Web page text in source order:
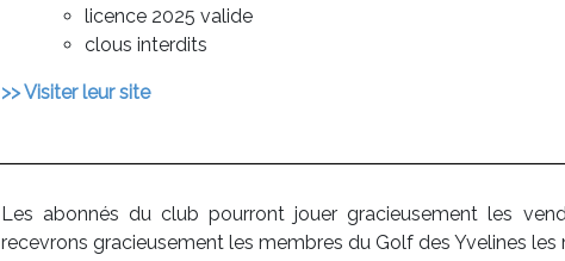
licence 2025 valide
clous interdits
>> Visiter leur site
Les abonnés du club pourront jouer gracieusement les
recevrons gracieusement les membres du Golf des Yvelines les